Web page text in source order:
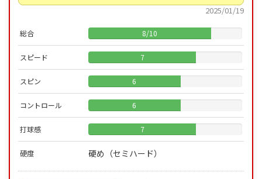
2025/01/19
総合 8/10
スピード 7
スピン 6
コントロール 6
打球感 7
硬度 硬め（セミハード）